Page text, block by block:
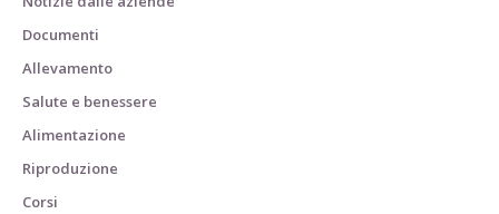
Documenti
Allevamento
Salute e benessere
Alimentazione
Riproduzione
Corsi